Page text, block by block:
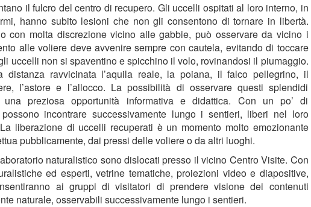
il fulcro del centro di recupero. Gli uccelli ospitati al loro interno, in
hanno subito lesioni che non gli consentono di tornare in libertà.
con molta discrezione vicino alle gabbie, può osservare da vicino i
alle voliere deve avvenire sempre con cautela, evitando di toccare
uccelli non si spaventino e spicchino il volo, rovinandosi il piumaggio.
distanza ravvicinata l’aquila reale, la poiana, il falco pellegrino, il
l’astore e l’allocco. La possibilità di osservare questi splendidi
una preziosa opportunità informativa e didattica. Con un po’ di
incontrare successivamente lungo i sentieri, liberi nel loro
liberazione di uccelli recuperati è un momento molto emozionante
pubblicamente, dai pressi delle voliere o da altri luoghi.
naturalistico sono dislocati presso il vicino Centro Visite. Con
ed esperti, vetrine tematiche, proiezioni video e diapositive,
ai gruppi di visitatori di prendere visione dei contenuti
naturale, osservabili successivamente lungo i sentieri.